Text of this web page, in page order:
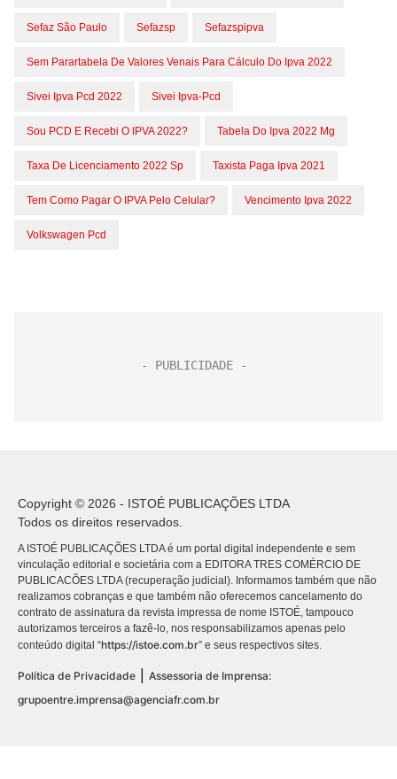
Sefaz São Paulo Sefazsp Sefazspipva
Sem Parartabela De Valores Venais Para Cálculo Do Ipva 2022
Sivei Ipva Pcd 2022 Sivei Ipva-Pcd
Sou PCD E Recebi O IPVA 2022? Tabela Do Ipva 2022 Mg
Taxa De Licenciamento 2022 Sp Taxista Paga Ipva 2021
Tem Como Pagar O IPVA Pelo Celular? Vencimento Ipva 2022
Volkswagen Pcd
Copyright © 2026 - ISTOÉ PUBLICAÇÕES LTDA
Todos os direitos reservados.
A ISTOÉ PUBLICAÇÕES LTDA é um portal digital independente e sem
vinculação editorial e societária com a EDITORA TRES COMÉRCIO DE
PUBLICACÕES LTDA (recuperação judicial). Informamos também que não
realizamos cobranças e que também não oferecemos cancelamento do
contrato de assinatura da revista impressa de nome ISTOÉ, tampouco
autorizamos terceiros a fazê-lo, nos responsabilizamos apenas pelo
conteúdo digital “https://istoe.com.br” e seus respectivos sites.
Política de Privacidade
Assessoria de Imprensa:
grupoentre.imprensa@agenciafr.com.br